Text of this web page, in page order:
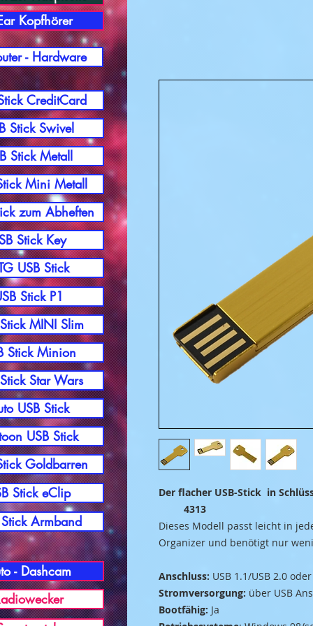
Der flacher
4313
Dieses Modell passt leicht in
Organizer und benötigt nur
Anschluss: USB 1.1/USB 2.0
Stromversorgung: über USB
Bootfähig: Ja
Kopfhörer
- Hardware
CreditCard
Stick Swivel
Stick Metall
Mini Metall
zum Abheften
Stick Key
USB Stick
Stick P1
MINI Slim
Stick Minion
Star Wars
USB Stick
USB Stick
Goldbarren
Stick eClip
Armband
- Dashcam